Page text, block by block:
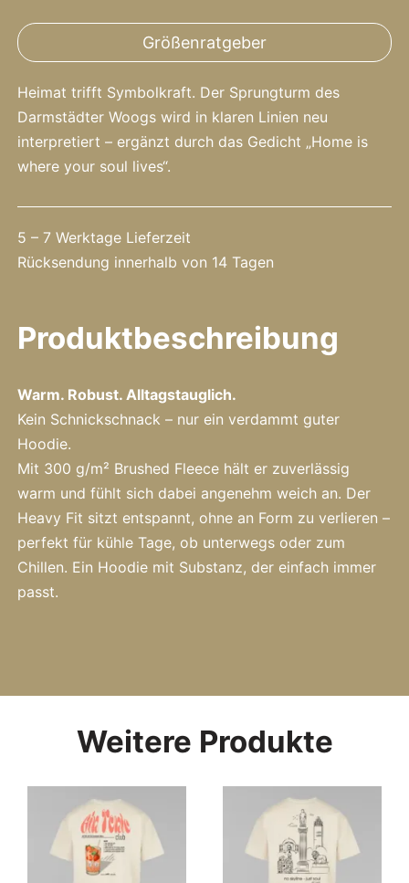
Größenratgeber
Heimat trifft Symbolkraft. Der Sprungturm des
Darmstädter Woogs wird in klaren Linien neu
interpretiert – ergänzt durch das Gedicht „Home is
where your soul lives“.
5 – 7 Werktage Lieferzeit
Rücksendung innerhalb von 14 Tagen
Produktbeschreibung
Warm. Robust. Alltagstauglich.
Kein Schnickschnack – nur ein verdammt guter
Hoodie.
Mit 300 g/m² Brushed Fleece hält er zuverlässig
warm und fühlt sich dabei angenehm weich an. Der
Heavy Fit sitzt entspannt, ohne an Form zu verlieren –
perfekt für kühle Tage, ob unterwegs oder zum
Chillen. Ein Hoodie mit Substanz, der einfach immer
passt.
Weitere Produkte